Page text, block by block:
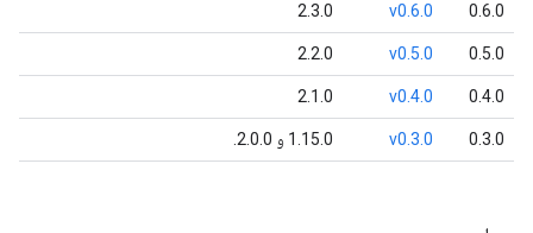
0.6.0
v0.6.0
2.3.0
0.5.0
v0.5.0
2.2.0
0.4.0
v0.4.0
2.1.0
0.3.0
v0.3.0 1.15.0 و 2.0.0.